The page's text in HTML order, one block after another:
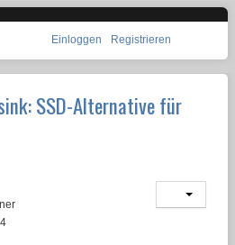
Einloggen Registrieren
SSD-Alternative für